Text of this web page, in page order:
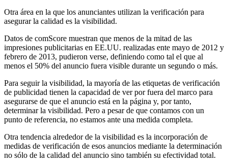
Otra área en la que los anunciantes utilizan la verificación para
asegurar la calidad es la visibilidad.
Datos de comScore muestran que menos de la mitad de las
impresiones publicitarias en EE.UU. realizadas ente mayo de 2012 y
febrero de 2013, pudieron verse, definiendo como tal el que al
menos el 50% del anuncio fuera visible durante un segundo o más.
Para seguir la visibilidad, la mayoría de las etiquetas de verificación
de publicidad tienen la capacidad de ver por fuera del marco para
asegurarse de que el anuncio está en la página y, por tanto,
determinar la visibilidad. Pero a pesar de que contamos con un
punto de referencia, no estamos ante una medida completa.
Otra tendencia alrededor de la visibilidad es la incorporación de
medidas de verificación de esos anuncios mediante la determinación
no sólo de la calidad del anuncio sino también su efectividad total.